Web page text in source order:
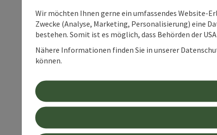
Wir möchten Ihnen gerne ein umfassendes Website-
Zwecke (Analyse, Marketing, Personalisierung) eine
bestehen. Somit ist es möglich, dass Behörden der
Nähere Informationen finden Sie in unserer
können.